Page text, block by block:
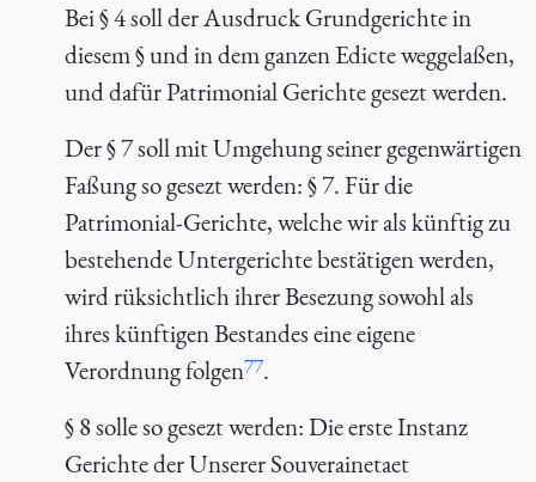
Bei § 4 soll der AusdruckGrundgerichtein
diesem § und in dem ganzen Edicte weggelaßen,
und dafürPatrimonial Gerichtegesezt werden.
Der § 7 soll mit Umgehung seiner gegenwärtigen
Faßung so gesezt werden: § 7. Für die
Patrimonial-Gerichte, welche wir als künftig zu
bestehende Untergerichte bestätigen werden,
wird rüksichtlich ihrer Besezung sowohl als
ihres künftigen Bestandes eine eigene
Verordnung folgen77.
§ 8 solle so gesezt werden: Die erste Instanz
Gerichte der Unserer Souverainetaet